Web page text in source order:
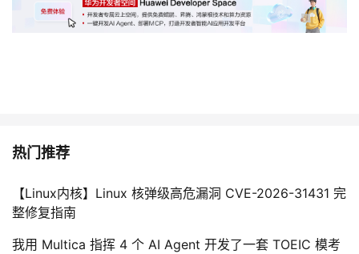
热门推荐
【Linux内核】Linux 核弹级高危漏洞 CVE-2026-31431 完
整修复指南
我用 Multica 指挥 4 个 AI Agent 开发了一套 TOEIC 模考